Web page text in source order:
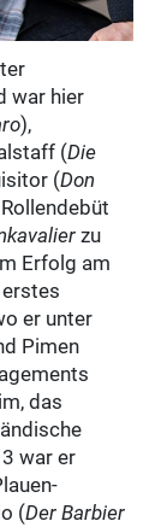
war hier
),
(Die
(Don
zu
Erfolg am
er unter
Pimen
das
war er
(Der Barbier